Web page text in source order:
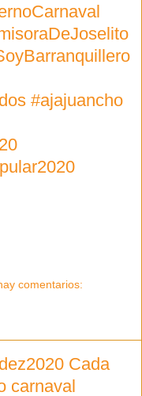
#ajajuancho
comentarios:
Cada
carnaval